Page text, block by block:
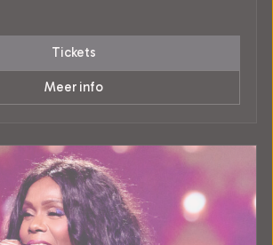
Tickets
Meer info